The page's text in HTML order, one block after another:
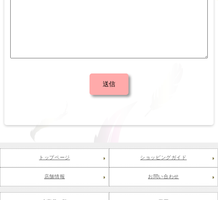
トップページ ショッピングガイド
店舗情報 お問い合わせ